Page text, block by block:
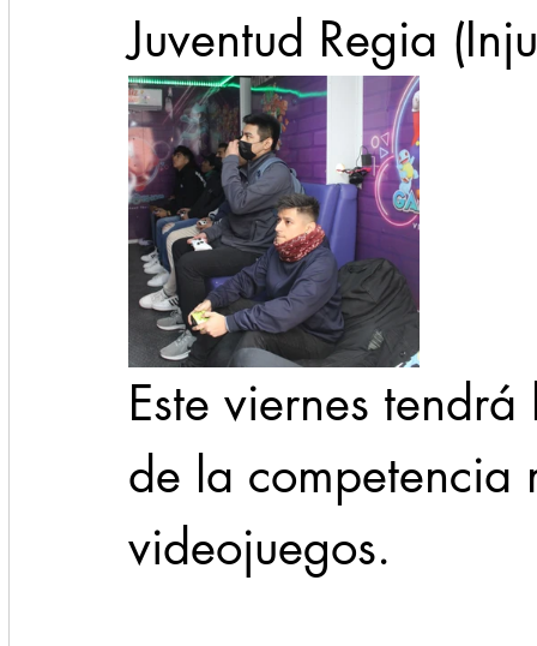
Juventud Regia
Este viernes
de la
videojuegos.